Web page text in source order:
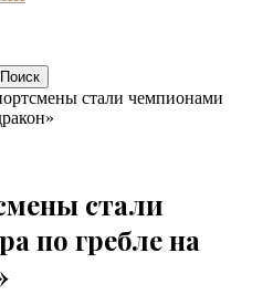
стали чемпионами
стали
по гребле на